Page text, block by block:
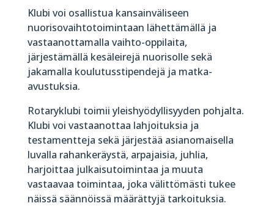
Klubi voi osallistua kansainväliseen
nuorisovaihtotoimintaan lähettämällä ja
vastaanottamalla vaihto-oppilaita,
järjestämällä kesäleirejä nuorisolle sekä
jakamalla koulutusstipendejä ja matka-
avustuksia.
Rotaryklubi toimii yleishyödyllisyyden pohjalta.
Klubi voi vastaanottaa lahjoituksia ja
testamentteja sekä järjestää asianomaisella
luvalla rahankeräystä, arpajaisia, juhlia,
harjoittaa julkaisutoimintaa ja muuta
vastaavaa toimintaa, joka välittömästi tukee
näissä säännöissä määrättyjä tarkoituksia.